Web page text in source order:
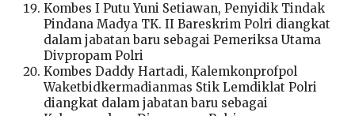
Kombes I Putu Yuni Setiawan, Penyidik Tindak
Pindana Madya TK. II Bareskrim Polri diangkat
dalam jabatan baru sebagai Pemeriksa Utama
Divpropam Polri
Kombes Daddy Hartadi, Kalemkonprofpol
Waketbidkermadianmas Stik Lemdiklat Polri
diangkat dalam jabatan baru sebagai